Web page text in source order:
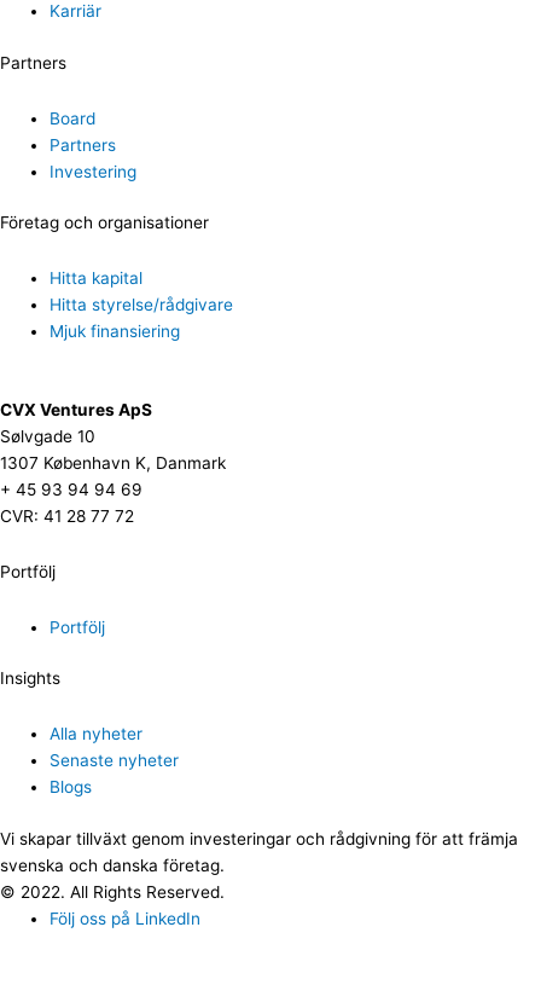
Karriär
Partners
Board
Partners
Investering
Företag och organisationer
Hitta kapital
Hitta styrelse/rådgivare
Mjuk finansiering
CVX Ventures ApS
Sølvgade 10
1307 København K, Danmark
+ 45 93 94 94 69
CVR: 41 28 77 72
Portfölj
Portfölj
Insights
Alla nyheter
Senaste nyheter
Blogs
Vi skapar tillväxt genom investeringar och rådgivning för att främja
svenska och danska företag.
© 2022. All Rights Reserved.
Följ oss på LinkedIn